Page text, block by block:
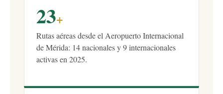
23+
Rutas aéreas desde el Aeropuerto Internacional
de Mérida: 14 nacionales y 9 internacionales
activas en 2025.